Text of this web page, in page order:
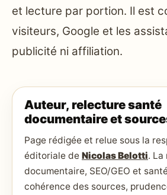
et lecture par portion. Il est
visiteurs, Google et les
publicité ni affiliation.
Auteur, relecture santé
documentaire et
Page rédigée et relue sous la
éditoriale de Nicolas Belotti. La
documentaire, SEO/GEO et
cohérence des sources,